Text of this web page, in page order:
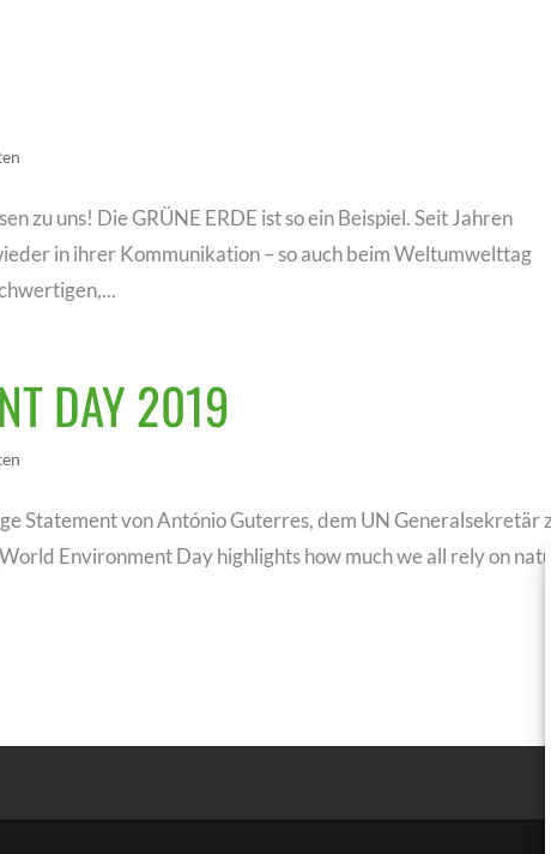
zu uns! Die GRÜNE ERDE ist so ein Beispiel. Seit Jahren
in ihrer Kommunikation – so auch beim Weltumwelttag
DAY 2019
Statement von António Guterres, dem UN Generalsekretär
Environment Day highlights how much we all rely on